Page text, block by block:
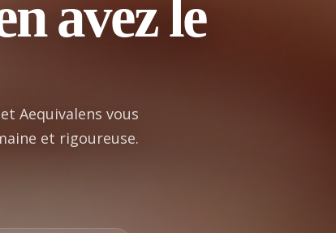
avez le
Aequivalens vous
et rigoureuse.